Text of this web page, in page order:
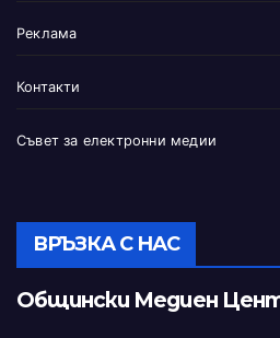
Реклама
Контакти
Съвет за електронни медии
ВРЪЗКА С НАС
Общински Медиен